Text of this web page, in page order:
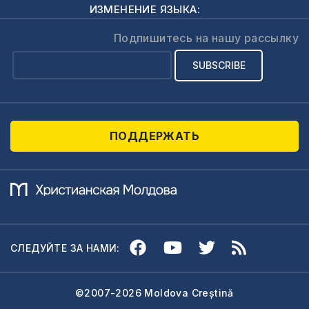
репортажи.Пиши
откровенноОткровенная
статья – это та,
ИЗМЕНЕНИЕ ЯЗЫКА:
Подпишитесь на нашу рассылку
ПОДДЕРЖАТЬ
СЛЕДУЙТЕ ЗА НАМИ:
©2007-2026 Moldova Creștină